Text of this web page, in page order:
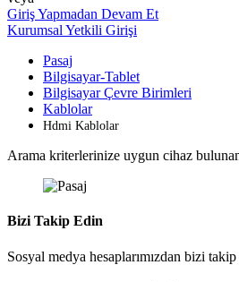
Giriş Yapmadan Devam Et
Kurumsal Yetkili Girişi
Pasaj
Bilgisayar-Tablet
Bilgisayar Çevre Birimleri
Kablolar
Hdmi Kablolar
Arama kriterlerinize uygun cihaz
Bizi Takip Edin
Sosyal medya hesaplarımızdan bizi takip